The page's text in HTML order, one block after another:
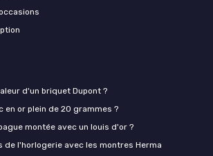
d'un briquet Dupont ?
en or plein de 20 grammes ?
montée avec un louis d'or ?
de l'horlogerie avec les montres Herma